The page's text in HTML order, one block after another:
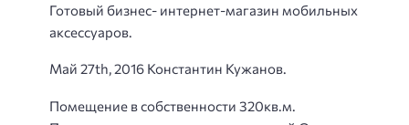
Готовый бизнес- интернет-магазин мобильных
аксессуаров.
Май 27th, 2016 Константин Кужанов.
Помещение в собственности 320кв.м.